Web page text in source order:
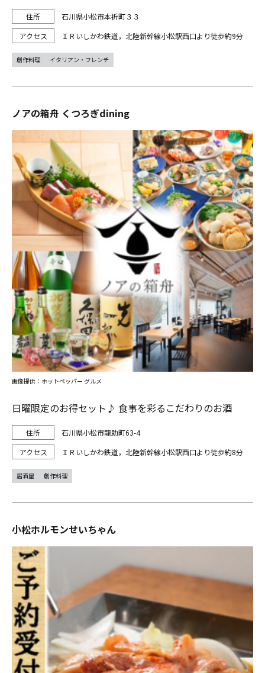
石川県小松市本折町３３
ＩＲいしかわ鉄道，北陸新幹線小松駅西口より徒歩約9分
創作料理 イタリアン・フレンチ
ノアの箱舟 くつろぎdining
日曜限定のお得セット♪ 食事を彩るこだわりのお酒
石川県小松市龍助町63-4
ＩＲいしかわ鉄道，北陸新幹線小松駅西口より徒歩約8分
画像提供：ホットペッパー グルメ
居酒屋 創作料理
小松ホルモンせいちゃん